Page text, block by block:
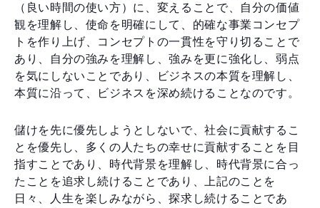
（良い時間の使い方）に、変えることで、自分の価値
観を理解し、使命を明確にして、的確な事業コンセプ
トを作り上げ、コンセプトの一貫性を守り切ることで
あり、自分の強みを理解し、強みを更に強化し、弱点
を気にしないことであり、ビジネスの本質を理解し、
本質に沿って、ビジネスを深め続けることなのです。
儲けを先に優先しようとしないで、社会に貢献するこ
とを優先し、多くの人たちの幸せに貢献することを目
指すことであり、時代背景を理解し、時代背景に合っ
たことを追求し続けることであり、上記のことを
日々、人生を楽しみながら、探求し続けることであ